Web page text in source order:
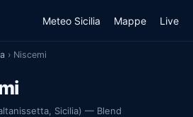
Meteo Sicilia Mappe Live
› Niscemi
Sicilia) — Blend